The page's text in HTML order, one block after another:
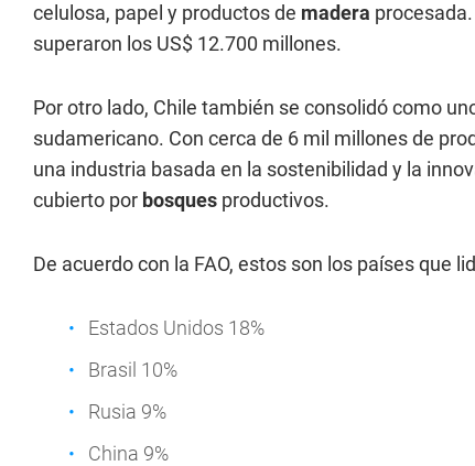
celulosa, papel y productos de madera
superaron los US$ 12.700 millones.
Por otro lado, Chile también se consolidó como
sudamericano. Con cerca de 6 mil millones de
una industria basada en la sostenibilidad y la
cubierto por bosques productivos.
De acuerdo con la FAO, estos son los países que
Estados Unidos 18%
Brasil 10%
Rusia 9%
China 9%